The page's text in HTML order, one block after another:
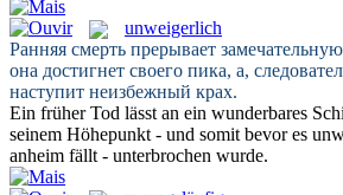
unweigerlich
Ранняя смерть прерывает
она достигнет своего пика, а,
наступит неизбежный крах.
Ein früher Tod lässt an ein wunderbares
seinem Höhepunkt - und somit bevor es
anheim fällt - unterbrochen wurde.